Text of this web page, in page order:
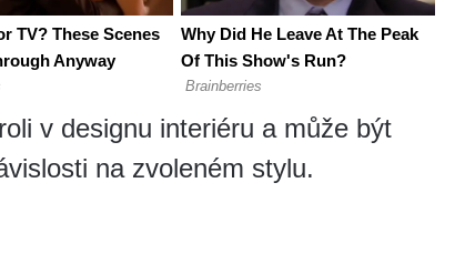
v designu interiéru a může být
na zvoleném stylu.